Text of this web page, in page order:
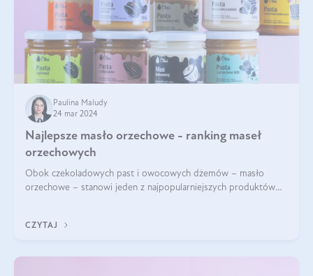
Paulina Maludy
24 mar 2024
Najlepsze masło orzechowe - ranking maseł
orzechowych
Obok czekoladowych past i owocowych dżemów – masło
orzechowe – stanowi jeden z najpopularniejszych produktów
CZYTAJ